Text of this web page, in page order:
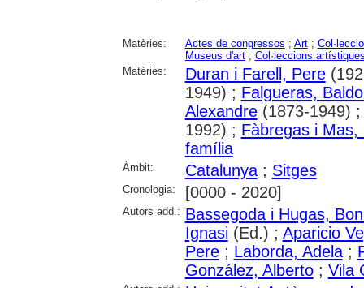
Matèries: Actes de congressos ; Art;
Museus d'art; Col·leccions
Matèries:
Duran i Farell, Pere
1949) ; Falgueras,
Alexandre(1873-1949)
1992) ; Fàbregas i Mas,
família
Àmbit: Catalunya; Sitges
Cronologia: [0000 - 2020]
Autors add.: Bassegoda i Hugas,
Ignasi(Ed.) ; Aparicio
Pere; Laborda, Adela;
González, Alberto; Vila